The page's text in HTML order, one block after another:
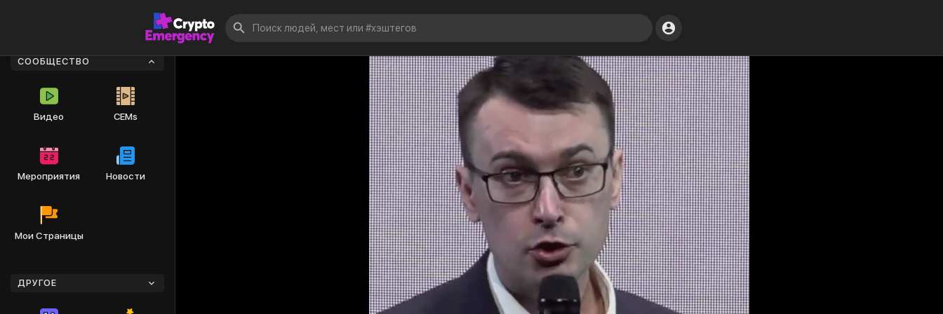
СООБЩЕСТВО
Видео CEMs
Мероприятия Новости
Мои Страницы
ДРУГОЕ